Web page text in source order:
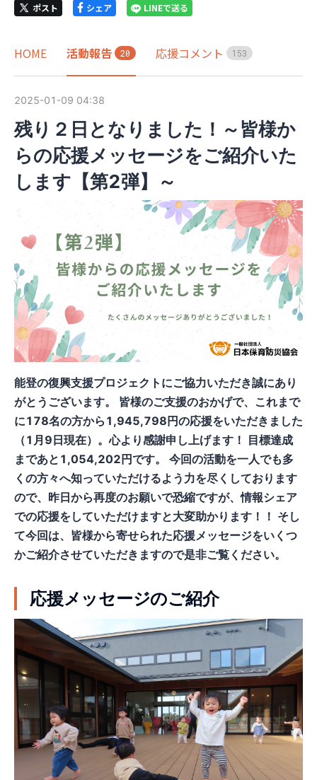
ポスト シェア LINEで送る
HOME 活動報告 20 応援コメント 1 53
2025-01-09 04:38
残り２日となりました！～皆様か
らの応援メッセージをご紹介いた
します【第2弾】～
能登の復興支援プロジェクトにご協力いただき誠にあり
がとうございます。 皆様のご支援のおかげで、これまで
に178名の方から1,945,798円の応援をいただきました
（1月9日現在）。心より感謝申し上げます！ 目標達成
まであと1,054,202円です。 今回の活動を一人でも多
くの方々へ知っていただけるよう力を尽くしております
ので、昨日から再度のお願いで恐縮ですが、情報シェア
での応援をしていただけますと大変助かります！！ そし
て今回は、皆様から寄せられた応援メッセージをいくつ
かご紹介させていただきますので是非ご覧ください。
応援メッセージのご紹介